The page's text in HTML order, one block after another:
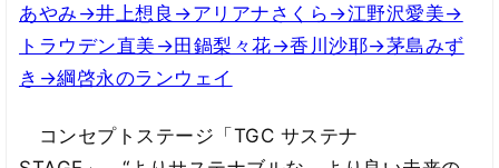
あやみ→井上想良→アリアナさくら→江野沢愛美→
トラウデン直美→田鍋梨々花→香川沙耶→茅島みず
き→綱啓永のランウェイ
コンセプトステージ「TGC サステナ